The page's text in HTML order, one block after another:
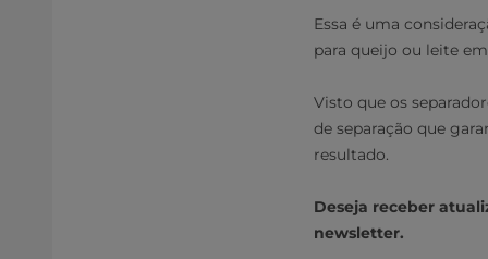
Essa é uma
para queijo ou leite
Visto que os
de separação que
resultado.
Deseja receber
newsletter.